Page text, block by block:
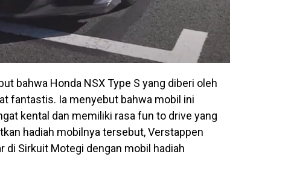
bahwa Honda NSX Type S yang diberi oleh
fantastis. Ia menyebut bahwa mobil ini
kental dan memiliki rasa fun to drive yang
hadiah mobilnya tersebut, Verstappen
di Sirkuit Motegi dengan mobil hadiah